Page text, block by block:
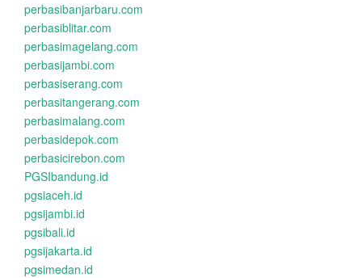
perbasibanjarbaru.com
perbasiblitar.com
perbasimagelang.com
perbasijambi.com
perbasiserang.com
perbasitangerang.com
perbasimalang.com
perbasidepok.com
perbasicirebon.com
PGSIbandung.id
pgsiaceh.id
pgsijambi.id
pgsibali.id
pgsijakarta.id
pgsimedan.id